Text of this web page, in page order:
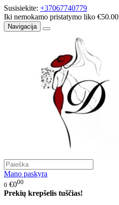
Susisiekite: +37067740779
Iki nemokamo pristatymo liko €50.00
Navigacija
Mano paskyra
0 €000
Prekių krepšelis tuščias!